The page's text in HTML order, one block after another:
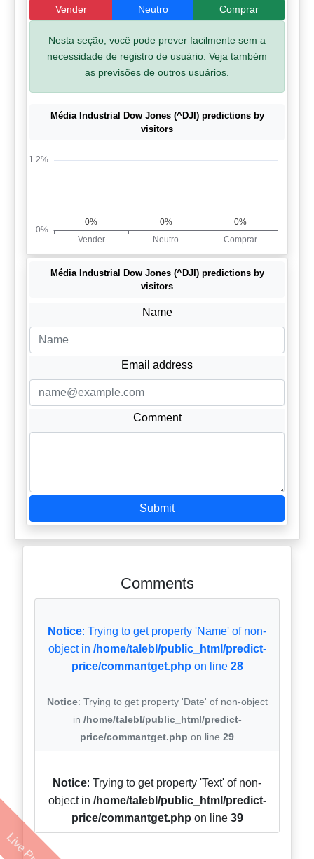
Vender Neutro Comprar
Nesta seção, você pode prever facilmente sem a
necessidade de registro de usuário. Veja também
as previsões de outros usuários.
Média Industrial Dow Jones (^DJI) predictions by
visitors
Média Industrial Dow Jones (^DJI) predictions by
visitors
Name
Email address
Comment
Submit
Comments
Notice: Trying to get property 'Name' of non-
object in /home/talebl/public_html/predict-
price/commantget.php on line 28
Notice: Trying to get property 'Date' of non-object
in /home/talebl/public_html/predict-
price/commantget.php on line 29
Notice: Trying to get property 'Text' of non-
object in /home/talebl/public_html/predict-
price/commantget.php on line 39